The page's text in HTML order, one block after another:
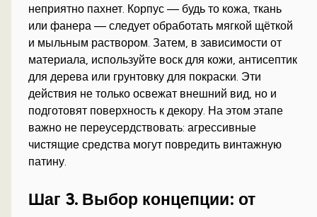
неприятно пахнет. Корпус — будь то кожа, ткань
или фанера — следует обработать мягкой щёткой
и мыльным раствором. Затем, в зависимости от
материала, используйте воск для кожи, антисептик
для дерева или грунтовку для покраски. Эти
действия не только освежат внешний вид, но и
подготовят поверхность к декору. На этом этапе
важно не переусердствовать: агрессивные
чистящие средства могут повредить винтажную
патину.
Шаг 3. Выбор концепции: от